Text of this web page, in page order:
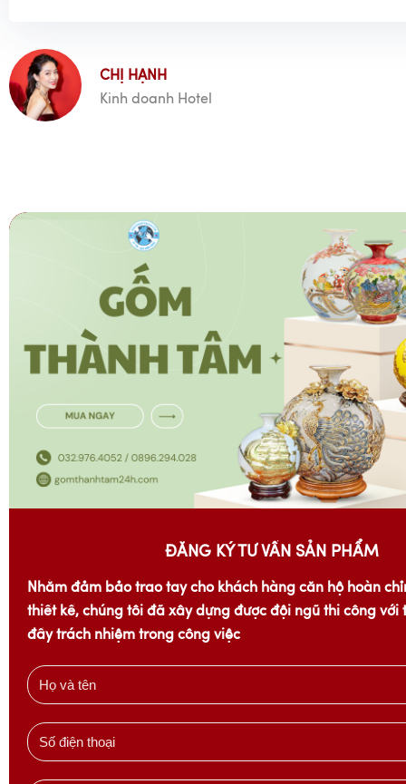
CHỊ HẠNH
Kinh doanh Hotel
ĐĂNG KÝ TƯ VẤN SẢN PHẨM
Nhằm đảm bảo trao tay cho khách hàng căn hộ hoàn
thiết kế, chúng tôi đã xây dựng được đội ngũ thi công với
đầy trách nhiệm trong công việc